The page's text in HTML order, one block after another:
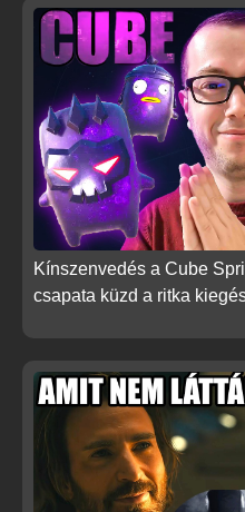
Kínszenvedés a Cube
csapata küzd a ritka